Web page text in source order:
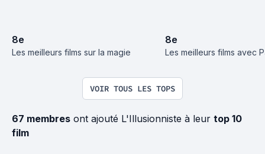
8e
Les meilleurs films sur la magie
8e
Les meilleurs films avec
VOIR TOUS LES TOPS
67 membres ont ajouté L'Illusionniste à leur top 10
film